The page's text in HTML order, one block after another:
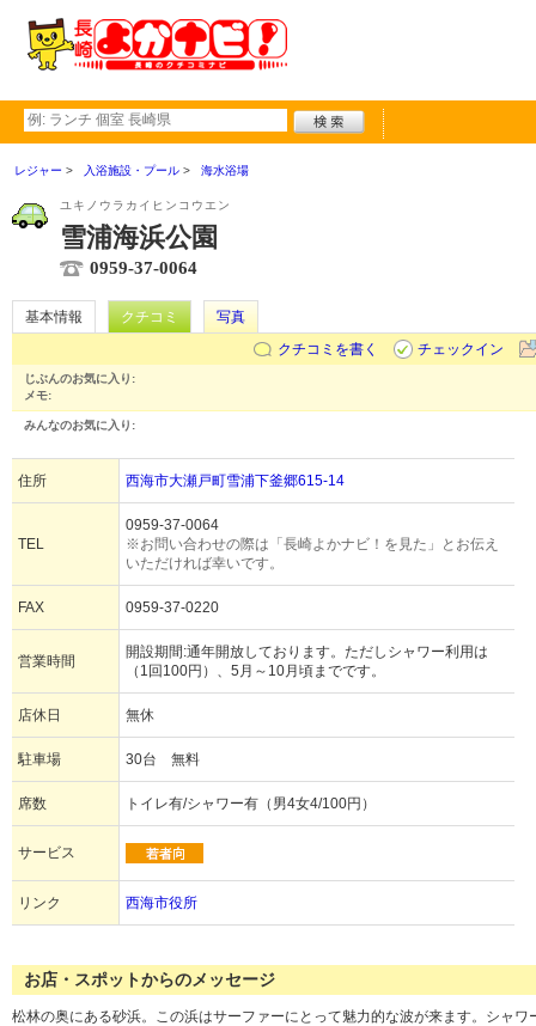
レジャー 入浴施設・プール 海水浴場
ユキノウラカイヒンコウエン
雪浦海浜公園
0959-37-0064
基本情報 クチコミ
写真
クチコミを書く
チェックイン
じぶんのお気に入り:
メモ:
みんなのお気に入り:
住所 西海市大瀬戸町雪浦下釜郷615-14
TEL
0959-37-0064
※お問い合わせの際は「長崎よかナビ！を見た」とお伝え
いただければ幸いです。
FAX 0959-37-0220
営業時間
開設期間:通年開放しております。ただしシャワー利用は
（1回100円）、5月～10月頃までです。
店休日 無休
駐車場 30台 無料
席数 トイレ有/シャワー有（男4女4/100円）
サービス
リンク 西海市役所
お店・スポットからのメッセージ
松林の奥にある砂浜。この浜はサーファーにとって魅力的な波が来ます。シャ